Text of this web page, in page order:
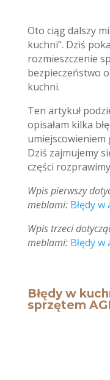
Oto ciąg dalszy
kuchni”. Dziś
rozmieszczenie
bezpieczeństwo
kuchni.
Ten artykuł
opisałam kilka
umiejscowieniem
Dziś zajmujemy
części
Wpis pierwszy
meblami: Błędy
Wpis trzeci
meblami: Błędy
Błędy w
sprzętem